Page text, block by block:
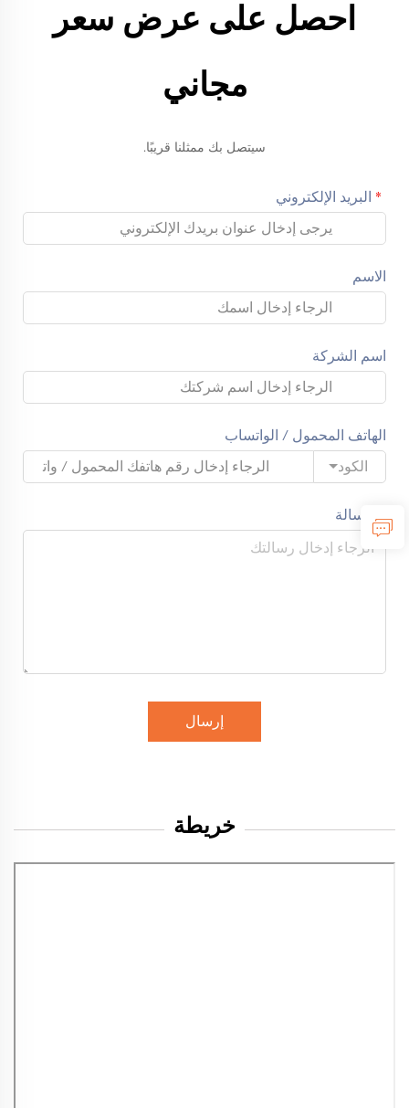
احصل على عرض سعر
مجاني
سيتصل بك ممثلنا قريبًا.
البريد الإلكتروني
الاسم
اسم الشركة
الهاتف المحمول / الواتساب
الكود
رسالة
إرسال
خريطة